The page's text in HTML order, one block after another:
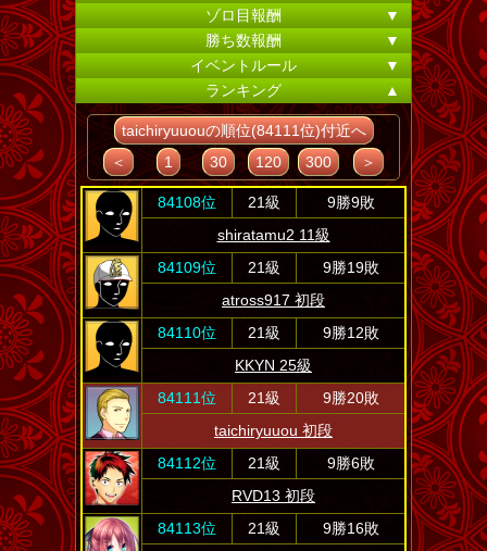
ゾロ目報酬
▼
勝ち数報酬
▼
イベントルール
▼
ランキング
▲
taichiryuuouの順位(84111位)付近へ
＜
1 30 120 300 ＞
84108位 21級
9勝9敗
shiratamu2 11級
84109位
21級
9勝19敗
atross917 初段
84110位
21級
9勝12敗
KKYN 25級
84111位
21級
9勝20敗
taichiryuuou 初段
84112位
21級
9勝6敗
RVD13 初段
84113位
21級
9勝16敗